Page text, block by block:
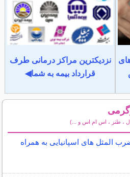
نزدیکترین مراکز درمانی طرف
قرارداد بیمه به شما◀
، طنز ، اس ام اس و ...)
المثل های اسپانیایی به همراه